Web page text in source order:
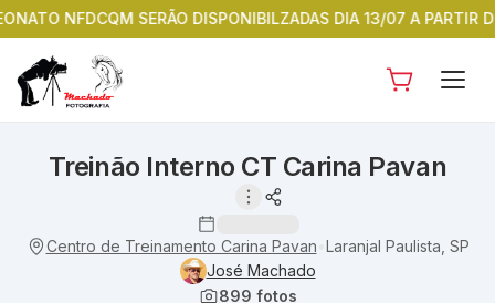
NFDCQM SERÃO DISPONIBILZADAS DIA 13/07 A PARTIR
Treinão Interno CT Carina Pavan
Centro de Treinamento Carina Pavan Laranjal Paulista, SP
José Machado
899 fotos